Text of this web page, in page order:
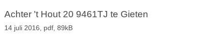
Achter 't Hout 20 9461TJ te Gieten
14 juli 2016, pdf, 89kB